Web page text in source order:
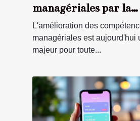
managériales par la
certification
L'amélioration des
managériales est aujourd'hui
majeur pour toute...